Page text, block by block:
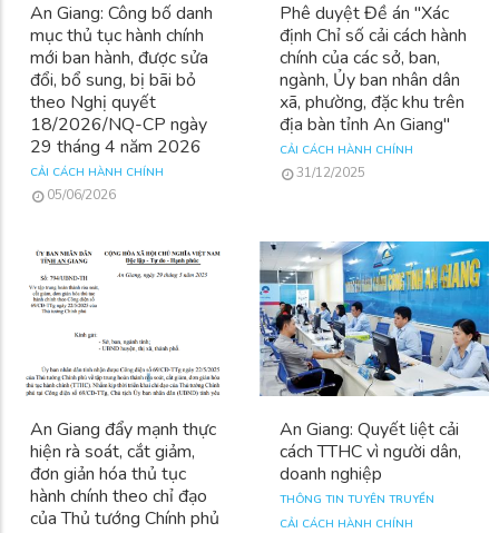
An Giang: Công bố danh
mục thủ tục hành chính
mới ban hành, được sửa
đổi, bổ sung, bị bãi bỏ
theo Nghị quyết
18/2026/NQ-CP ngày
29 tháng 4 năm 2026
CẢI CÁCH HÀNH CHÍNH
05/06/2026
Phê duyệt Đề án "Xác
định Chỉ số cải cách hành
chính của các sở, ban,
ngành, Ủy ban nhân dân
xã, phường, đặc khu trên
địa bàn tỉnh An Giang"
CẢI CÁCH HÀNH CHÍNH
31/12/2025
An Giang đẩy mạnh thực
hiện rà soát, cắt giảm,
đơn giản hóa thủ tục
hành chính theo chỉ đạo
của Thủ tướng Chính phủ
An Giang: Quyết liệt cải
cách TTHC vì người dân,
doanh nghiệp
THÔNG TIN TUYÊN TRUYỀN
CẢI CÁCH HÀNH CHÍNH